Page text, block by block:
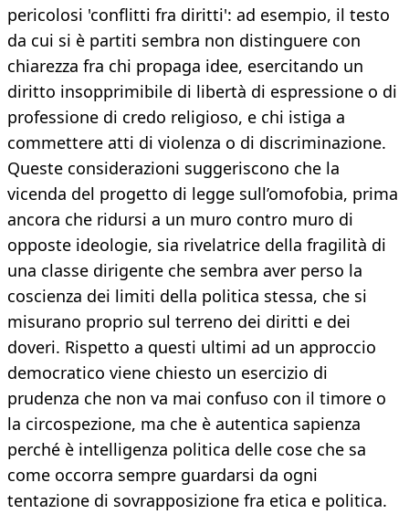
pericolosi 'conflitti fra diritti': ad esempio, il testo
da cui si è partiti sembra non distinguere con
chiarezza fra chi propaga idee, esercitando un
diritto insopprimibile di libertà di espressione o di
professione di credo religioso, e chi istiga a
commettere atti di violenza o di discriminazione.
Queste considerazioni suggeriscono che la
vicenda del progetto di legge sull’omofobia, prima
ancora che ridursi a un muro contro muro di
opposte ideologie, sia rivelatrice della fragilità di
una classe dirigente che sembra aver perso la
coscienza dei limiti della politica stessa, che si
misurano proprio sul terreno dei diritti e dei
doveri. Rispetto a questi ultimi ad un approccio
democratico viene chiesto un esercizio di
prudenza che non va mai confuso con il timore o
la circospezione, ma che è autentica sapienza
perché è intelligenza politica delle cose che sa
come occorra sempre guardarsi da ogni
tentazione di sovrapposizione fra etica e politica.